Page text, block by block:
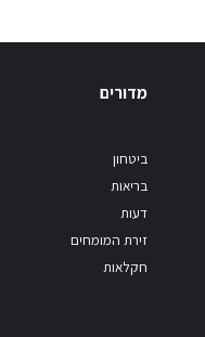
מדורים
ביטחון
בריאות
דעות
זירת המומחים
חקלאות